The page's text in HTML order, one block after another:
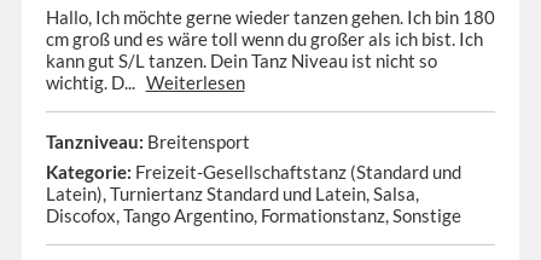
Hallo, Ich möchte gerne wieder tanzen gehen. Ich bin 180
cm groß und es wäre toll wenn du großer als ich bist. Ich
kann gut S/L tanzen. Dein Tanz Niveau ist nicht so
wichtig. D... Weiterlesen
Tanzniveau: Breitensport
Kategorie: Freizeit-Gesellschaftstanz (Standard und
Latein), Turniertanz Standard und Latein, Salsa,
Discofox, Tango Argentino, Formationstanz, Sonstige